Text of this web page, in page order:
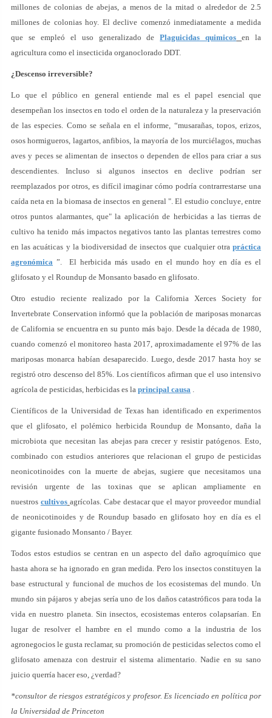
millones de colonias de abejas, a menos de la mitad o alrededor de 2.5
millones de colonias hoy. El declive comenzó inmediatamente a medida
que se empleó el uso generalizado dePlaguicidas quimicos
en la
agricultura como el insecticida organoclorado DDT.
¿Descenso irreversible?
Lo que el público en general entiende mal es el papel esencial que
desempeñan los insectos en todo el orden de la naturaleza y la preservación
de las especies. Como se señala en el informe, “musarañas, topos, erizos,
osos hormigueros, lagartos, anfibios, la mayoría de los murciélagos, muchas
aves y peces se alimentan de insectos o dependen de ellos para criar a sus
descendientes. Incluso si algunos insectos en declive podrían ser
reemplazados por otros, es difícil imaginar cómo podría contrarrestarse una
caída neta en la biomasa de insectos en general ". El estudio concluye, entre
otros puntos alarmantes, que" la aplicación de herbicidas a las tierras de
cultivo ha tenido más impactos negativos tanto las plantas terrestres como
en las acuáticas y la biodiversidad de insectos que cualquier otra práctica
agronómica ”. El herbicida más usado en el mundo hoy en día es el
glifosato y el Roundup de Monsanto basado en glifosato.
Otro estudio reciente realizado por la California Xerces Society for
Invertebrate Conservation informó que la población de mariposas monarcas
de California se encuentra en su punto más bajo. Desde la década de 1980,
cuando comenzó el monitoreo hasta 2017, aproximadamente el 97% de las
mariposas monarca habían desaparecido. Luego, desde 2017 hasta hoy se
registró otro descenso del 85%. Los científicos afirman que el uso intensivo
agrícola de pesticidas, herbicidas es la principal causa .
Científicos de la Universidad de Texas han identificado en experimentos
que el glifosato, el polémico herbicida Roundup de Monsanto, daña la
microbiota que necesitan las abejas para crecer y resistir patógenos. Esto,
combinado con estudios anteriores que relacionan el grupo de pesticidas
neonicotinoides con la muerte de abejas, sugiere que necesitamos una
revisión urgente de las toxinas que se aplican ampliamente en
nuestros cultivos agrícolas. Cabe destacar que el mayor proveedor mundial
de neonicotinoides y de Roundup basado en glifosato hoy en día es el
gigante fusionado Monsanto / Bayer.
Todos estos estudios se centran en un aspecto del daño agroquímico que
hasta ahora se ha ignorado en gran medida. Pero los insectos constituyen la
base estructural y funcional de muchos de los ecosistemas del mundo. Un
mundo sin pájaros y abejas sería uno de los daños catastróficos para toda la
vida en nuestro planeta. Sin insectos, ecosistemas enteros colapsarían. En
lugar de resolver el hambre en el mundo como a la industria de los
agronegocios le gusta reclamar, su promoción de pesticidas selectos como el
glifosato amenaza con destruir el sistema alimentario. Nadie en su sano
juicio querría hacer eso, ¿verdad?
*consultor de riesgos estratégicos y profesor. Es licenciado en política por
la Universidad de Princeton